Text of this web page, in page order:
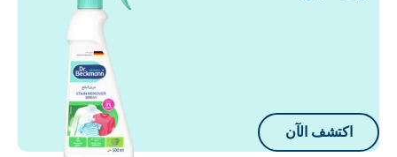
اكتشف الآن